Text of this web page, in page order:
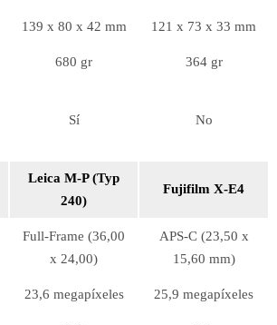
139 x 80 x 42 mm 121 x 73 x 33 mm
680 gr 364 gr
Sí No
Leica M-P (Typ
240)
Fujifilm X-E4
Full-Frame (36,00
x 24,00)
APS-C (23,50 x
15,60 mm)
23,6 megapíxeles 25,9 megapíxeles